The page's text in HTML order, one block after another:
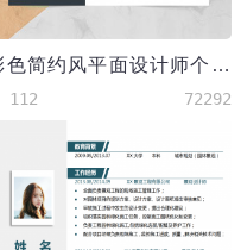
彩色简约风平面设计师个人简历模板
112 72292